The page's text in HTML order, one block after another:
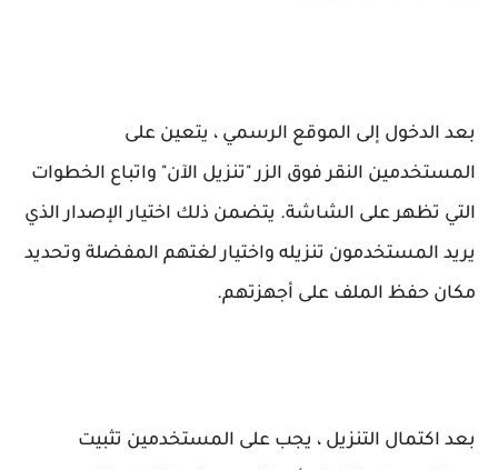
بعد الدخول إلى الموقع الرسمي ، يتعين على
المستخدمين النقر فوق الزر "تنزيل الآن" واتباع الخطوات
التي تظهر على الشاشة. يتضمن ذلك اختيار الإصدار الذي
يريد المستخدمون تنزيله واختيار لغتهم المفضلة وتحديد
مكان حفظ الملف على أجهزتهم.
بعد اكتمال التنزيل ، يجب على المستخدمين تثبيت